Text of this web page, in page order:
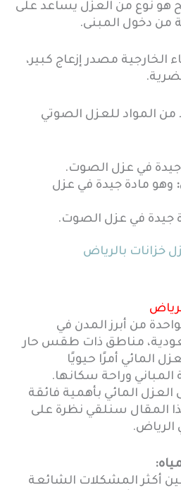
هو نوع من العزل يساعد على
من دخول المبنى.
مصدر إزعاج كبير،
المواد للعزل الصوتي
جيدة في عزل الصوت.
وهو مادة جيدة في عزل
جيدة في عزل الصوت.
خزانات بالرياض
من أبرز المدن في
مناطق ذات طقس حار
المائي أمرًا حيويًا
وراحة سكانها.
العزل المائي بأهمية فائقة
المقال سنلقي نظرة على
الرياض.
أكثر المشكلات الشائعة